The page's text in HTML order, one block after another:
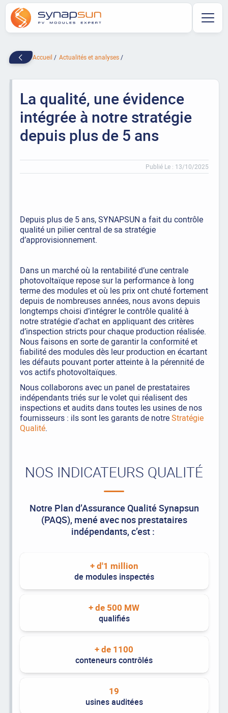
Accueil Actualités et analyses
La qualité, une évidence
intégrée à notre stratégie
depuis plus de 5 ans
Publié Le : 13/10/2025
Depuis plus de 5 ans, SYNAPSUN a fait du contrôle
qualité un pilier central de sa stratégie
d’approvisionnement.
Dans un marché où la rentabilité d’une centrale
photovoltaïque repose sur la performance à long
terme des modules et où les prix ont chuté fortement
depuis de nombreuses années, nous avons depuis
longtemps choisi d’intégrer le contrôle qualité à
notre stratégie d’achat en appliquant des critères
d’inspection stricts pour chaque production réalisée.
Nous faisons en sorte de garantir la conformité et
fiabilité des modules dès leur production en écartant
les défauts pouvant porter atteinte à la pérennité de
vos actifs photovoltaïques.
Nous collaborons avec un panel de prestataires
indépendants triés sur le volet qui réalisent des
inspections et audits dans toutes les usines de nos
fournisseurs : ils sont les garants de notreStratégie
Qualité.
NOS INDICATEURS QUALITÉ
Notre Plan d’Assurance Qualité Synapsun
(PAQS), mené avec nos prestataires
indépendants, c’est :
+ d'1 million
de modules inspectés
+ de 500 MW
qualifiés
+ de 1100
conteneurs contrôlés
19
usines auditées